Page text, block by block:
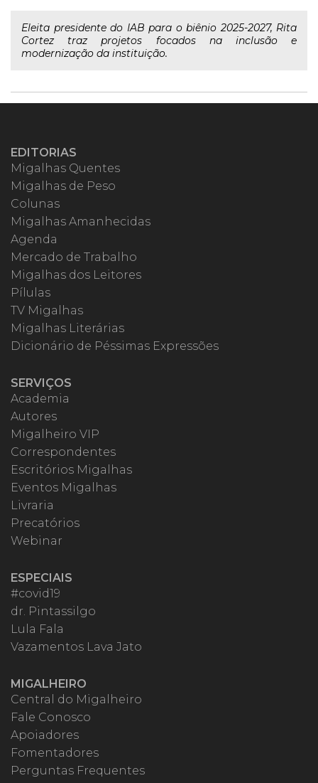
Eleita presidente do IAB para o biênio 2025-2027, Rita
Cortez traz projetos focados na inclusão e
modernização da instituição.
EDITORIAS
Migalhas Quentes
Migalhas de Peso
Colunas
Migalhas Amanhecidas
Agenda
Mercado de Trabalho
Migalhas dos Leitores
Pílulas
TV Migalhas
Migalhas Literárias
Dicionário de Péssimas Expressões
SERVIÇOS
Academia
Autores
Migalheiro VIP
Correspondentes
Escritórios Migalhas
Eventos Migalhas
Livraria
Precatórios
Webinar
ESPECIAIS
#covid19
dr. Pintassilgo
Lula Fala
Vazamentos Lava Jato
MIGALHEIRO
Central do Migalheiro
Fale Conosco
Apoiadores
Fomentadores
Perguntas Frequentes